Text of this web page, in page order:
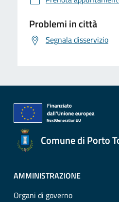
Problemi in città
Segnala disservizio
Comune di Porto
AMMINISTRAZIONE
Organi di governo